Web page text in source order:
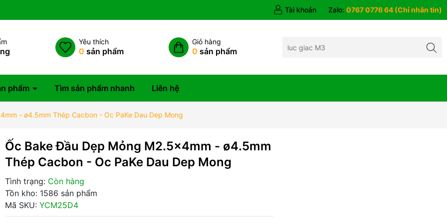
Tài khoản Zalo: 0767 0776 64 (Chỉ nhắn tin)
Yêu thích
0 sản phẩm
Giỏ hàng
0 sản phẩm
phẩm Tìm sản phẩm nhanh Liên hệ
- ø4.5mm Thép Cacbon - Oc PaKe Dau Dep Mong
Ốc Bake Đầu Dẹp Mỏng M2.5x4mm - ø4.5mm
Thép Cacbon - Oc PaKe Dau Dep Mong
Tình trạng: Còn hàng
Tồn kho: 1586 sản phẩm
Mã SKU: YCM25D4